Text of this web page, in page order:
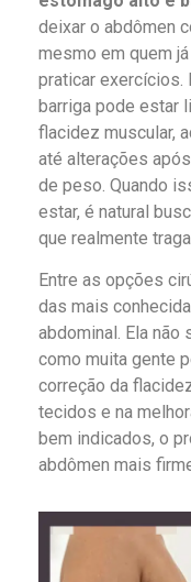
deixar o abdômen
mesmo em quem
praticar exercícios.
barriga pode estar
flacidez muscular,
até alterações
de peso. Quando
estar, é natural
que realmente
Entre as opções
das mais
abdominal. Ela não
como muita gente
correção da
tecidos e na
bem indicados, o
abdômen mais